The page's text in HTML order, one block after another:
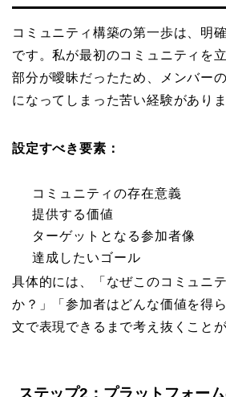
コミュニティ構築の第一歩は、明
です。私が最初のコミュニティを
部分が曖昧だったため、メンバー
になってしまった苦い経験がありま
設定すべき要素：
コミュニティの存在意義
提供する価値
ターゲットとなる参加者像
達成したいゴール
具体的には、「なぜこのコミュニ
か？」「参加者はどんな価値を得
文で表現できるまで考え抜くことが
ステップ2：プラットフォー